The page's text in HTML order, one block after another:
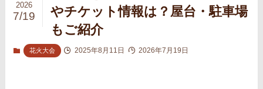
やチケット情報は？屋台・駐車場
もご紹介
2026
7/19
花火大会 2025年8月11日 2026年7月19日